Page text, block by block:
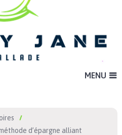
MENU
d’épargne alliant